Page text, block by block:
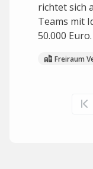
richtet sich
Teams mit
50.000 Euro.
Freiraum